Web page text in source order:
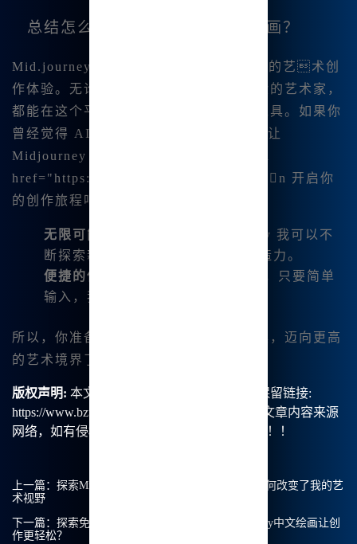
总结怎么利用Midjourney中文绘画？
Mid.journey 中文绘画为我们带来了全新的艺术创
作体验。无论你是一位初学者还是有经验的艺术家，
都能在这个平台上找到适合自己的创作工具。如果你
曾经觉得 AI 工具难以驾驭，那么现在就让
Midjourney 中文帮助你。马上访问 <a
href="https://www.bzu.cn">www.bzu.cn 开启你
的创作旅程吧！
无限可能的创作：
通过 Midjourney 我可以不
断探索新的艺术风格，释放我的创造力。
便捷的使用体验：
无需复杂的设置，只要简单
输入，我的创作便可快速展现。
所以，你准备好充分利用这一强大的工具，迈向更高
的艺术境界了吗？
版权声明: 本文由【B族智能】原创，转载请保留链接:
https://www.bzu.cn/news/show/9334.html，部分文章内容来源
网络，如有侵权请联系我们删除处理。谢谢！！！
上一篇： 探索Midjourney中文绘画：我的创作旅程如何改变了我的艺
术视野
下一篇： 探索免费版Midjourney：如何使用Midjourney中文绘画让创
作更轻松？